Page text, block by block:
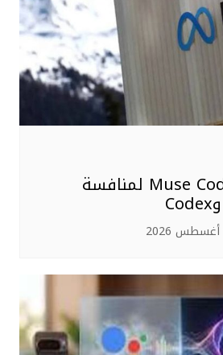
“ميتا” تطلق Muse Code لمنافسة